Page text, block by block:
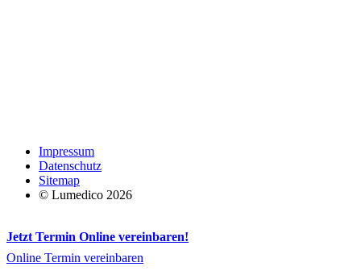
Impressum
Datenschutz
Sitemap
© Lumedico 2026
Jetzt Termin Online vereinbaren!
Online Termin vereinbaren